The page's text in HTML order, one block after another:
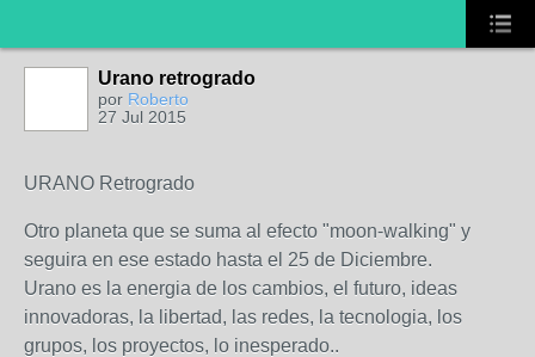
Urano retrogrado
por Roberto
27 Jul 2015
URANO Retrogrado
Otro planeta que se suma al efecto "moon-walking" y
seguira en ese estado hasta el 25 de Diciembre.
Urano es la energia de los cambios, el futuro, ideas
innovadoras, la libertad, las redes, la tecnologia, los
grupos, los proyectos, lo inesperado..